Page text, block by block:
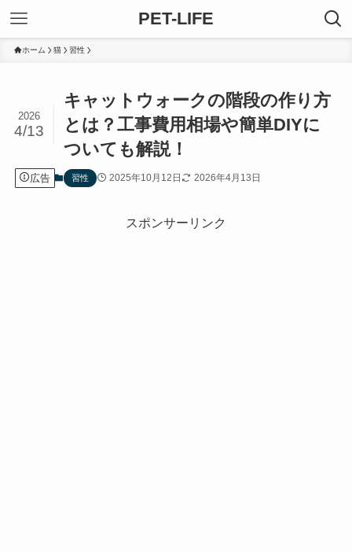
PET-LIFE
ホーム 猫 習性
キャットウォークの階段の作り方
とは？工事費用相場や簡単DIYに
ついても解説！
2026
4/13
広告 習性 2025年10月12日 2026年4月13日
スポンサーリンク